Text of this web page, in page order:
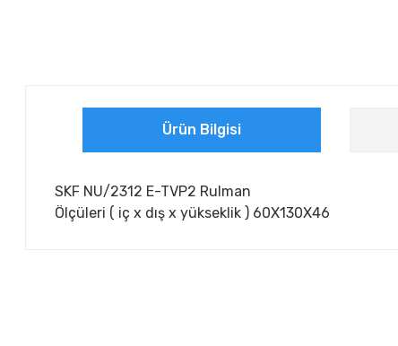
Ürün Bilgisi
SKF NU/2312 E-TVP2 Rulman
Ölçüleri ( iç x dış x yükseklik ) 60X130X46